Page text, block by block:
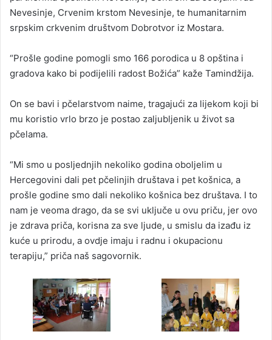
Nevesinje, Crvenim krstom Nevesinje, te humanitarnim
srpskim crkvenim društvom Dobrotvor iz Mostara.
“Prošle godine pomogli smo 166 porodica u 8 opština i
gradova kako bi podijelili radost Božića” kaže Tamindžija.
On se bavi i pčelarstvom naime, tragajući za lijekom koji bi
mu koristio vrlo brzo je postao zaljubljenik u život sa
pčelama.
“Mi smo u posljednjih nekoliko godina oboljelim u
Hercegovini dali pet pčelinjih društava i pet košnica, a
prošle godine smo dali nekoliko košnica bez društava. I to
nam je veoma drago, da se svi uključe u ovu priču, jer ovo
je zdrava priča, korisna za sve ljude, u smislu da izađu iz
kuće u prirodu, a ovdje imaju i radnu i okupacionu
terapiju,” priča naš sagovornik.